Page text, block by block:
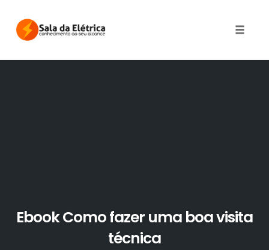
content
Ebook Como fazer uma boa visita
técnica